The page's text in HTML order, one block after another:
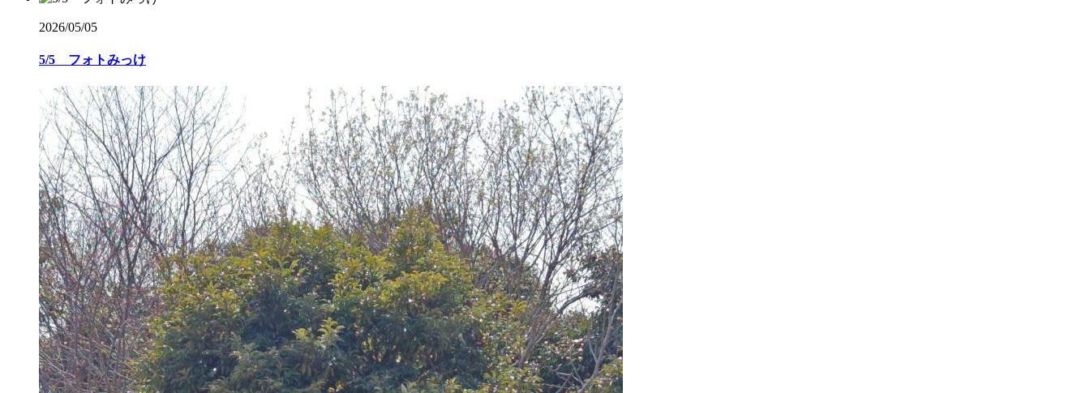
2026/05/05
5/5 フォトみっけ